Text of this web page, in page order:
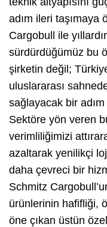
adım ileri taşımaya
Cargobull ile
sürdürdüğümüz bu
şirketin değil;
uluslararası
sağlayacak bir
Sektöre yön veren
verimliliğimizi
azaltarak yenilikçi
daha çevreci bir
Schmitz
ürünlerinin hafifliği,
öne çıkan üstün